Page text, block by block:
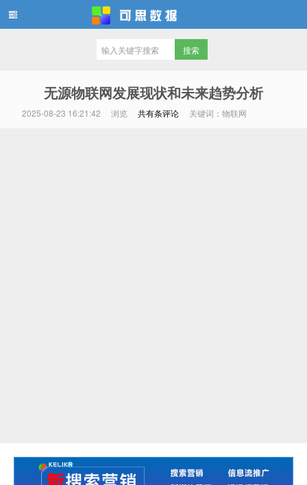
无源物联网发展现状和未来趋势分析
2025-08-23 16:21:42 浏览 共有条评论 关键词：物联网